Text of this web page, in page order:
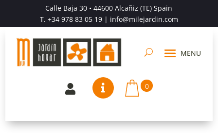
Calle Baja 30 • 44600 Alcañiz (TE) Spain
T. +34 978 83 05 19| info@milejardin.com
  0